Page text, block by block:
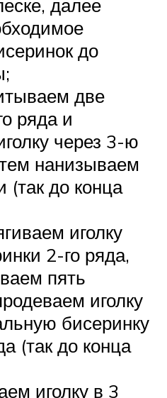
далее
до
две
ряда и
через 3-ю
нанизываем
(так до конца
иголку
2-го ряда,
пять
иголку
бисеринку
(так до конца
иголку в 3